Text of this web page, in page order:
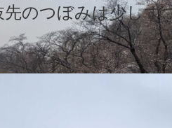
先のつぼみは少しず
す。